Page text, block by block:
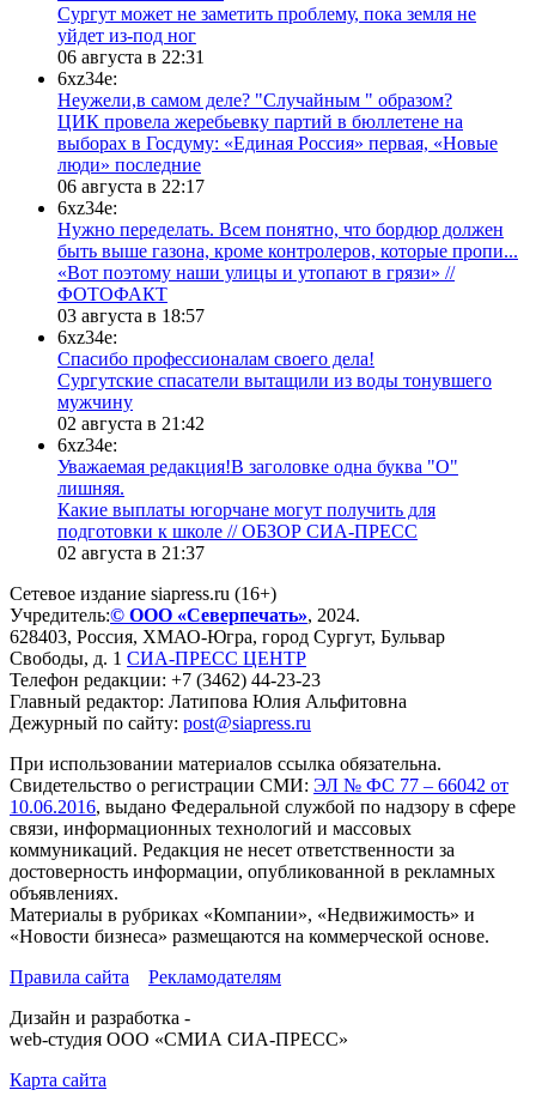
Сургут может не заметить проблему, пока земля не
уйдет из-под ног
06 августа в 22:31
6xz34e:
Неужели,в самом деле? "Случайным " образом?
ЦИК провела жеребьевку партий в бюллетене на
выборах в Госдуму: «Единая Россия» первая, «Новые
люди» последние
06 августа в 22:17
6xz34e:
Нужно переделать. Всем понятно, что бордюр должен
быть выше газона, кроме контролеров, которые пропи...
«Вот поэтому наши улицы и утопают в грязи» //
ФОТОФАКТ
03 августа в 18:57
6xz34e:
Спасибо профессионалам своего дела!
Сургутские спасатели вытащили из воды тонувшего
мужчину
02 августа в 21:42
6xz34e:
Уважаемая редакция!В заголовке одна буква "О"
лишняя.
Какие выплаты югорчане могут получить для
подготовки к школе // ОБЗОР СИА-ПРЕСС
02 августа в 21:37
Сетевое издание siapress.ru (16+)
Учредитель:© ООО «Северпечать», 2024.
628403, Россия, ХМАО-Югра, город Сургут, Бульвар
Свободы, д. 1 СИА-ПРЕСС ЦЕНТР
Телефон редакции: +7 (3462) 44-23-23
Главный редактор: Латипова Юлия Альфитовна
Дежурный по сайту: post@siapress.ru
При использовании материалов ссылка обязательна.
Свидетельство о регистрации СМИ: ЭЛ № ФС 77 – 66042 от
10.06.2016, выдано Федеральной службой по надзору в сфере
связи, информационных технологий и массовых
коммуникаций. Редакция не несет ответственности за
достоверность информации, опубликованной в рекламных
объявлениях.
Материалы в рубриках «Компании», «Недвижимость» и
«Новости бизнеса» размещаются на коммерческой основе.
Правила сайта
Рекламодателям
Дизайн и разработка -
web-студия ООО «СМИА СИА-ПРЕСС»
Карта сайта